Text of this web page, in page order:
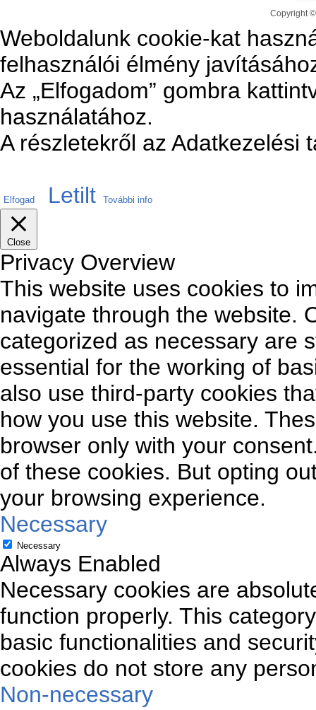
Copyright
Weboldalunk cookie-kat
felhasználói élmény
Az „Elfogadom” gombra
használatához.
A részletekről az Adatkezelési
Elfogad Letilt További info
Close
Privacy Overview
This website uses cookies to
navigate through the website.
categorized as necessary are
essential for the working of
also use third-party cookies
how you use this website.
browser only with your
of these cookies. But opting
your browsing experience.
Necessary
Necessary
Always Enabled
Necessary cookies are
function properly. This
basic functionalities and
cookies do not store any
Non-necessary